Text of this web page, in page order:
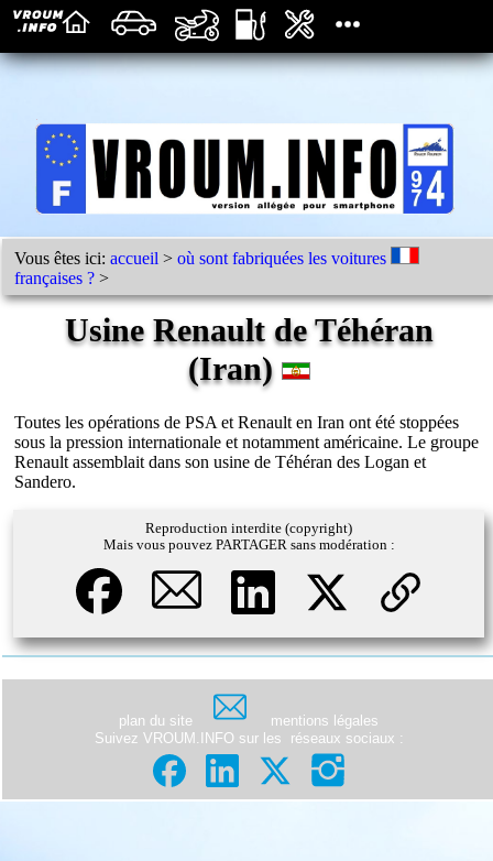
Vous êtes ici:accueil >où sont fabriquées les voitures
françaises ? >
Usine Renault de Téhéran
(Iran)
Toutes les opérations de PSA et Renault en Iran ont été stoppées
sous la pression internationale et notamment américaine. Le groupe
Renault assemblait dans son usine de Téhéran des Logan et
Sandero.
Reproduction interdite (copyright)
Mais vous pouvez PARTAGER sans modération :
plan du site
mentions légales
Suivez VROUM.INFO sur les
réseaux sociaux :